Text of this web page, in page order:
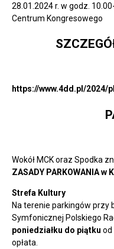
28.01.2024 r. w godz.
Centrum Kongresowego
https://www.4dd.pl/
Wokół MCK oraz Spodka
ZASADY PARKOWANIA w
Strefa Kultury
Na terenie parkingów przy
Symfonicznej Polskiego
poniedziałku do piątku od
opłata.